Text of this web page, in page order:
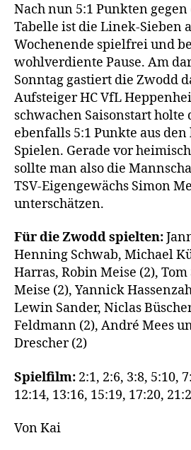
Nach nun 5:1 Punkten gegen
Tabelle ist die Linek-Sieben
Wochenende spielfrei und
wohlverdiente Pause. Am
Sonntag gastiert die Zwodd
Aufsteiger HC VfL
schwachen Saisonstart
ebenfalls 5:1 Punkte aus
Spielen. Gerade vor
sollte man also die
TSV-Eigengewächs Simon
unterschätzen.
Für die Zwodd spielten:
Henning Schwab, Michael
Harras, Robin Meise (2),
Meise (2), Yannick
Lewin Sander, Niclas
Feldmann (2), André Mees
Drescher (2)
Spielfilm: 2:1, 2:6, 3:8, 5:10,
12:14, 13:16, 15:19, 17:20,
Von Kai